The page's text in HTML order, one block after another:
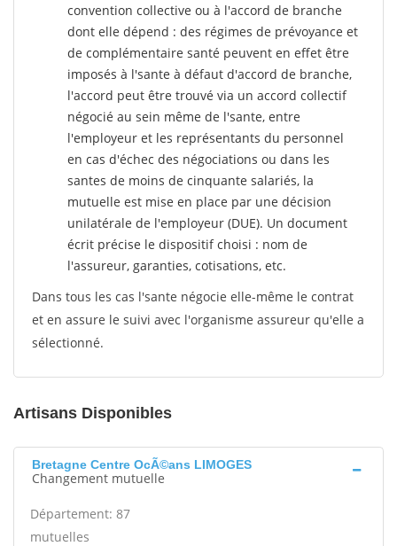
convention collective ou à l'accord de branche
dont elle dépend : des régimes de prévoyance et
de complémentaire santé peuvent en effet être
imposés à l'sante à défaut d'accord de branche,
l'accord peut être trouvé via un accord collectif
négocié au sein même de l'sante, entre
l'employeur et les représentants du personnel
en cas d'échec des négociations ou dans les
santes de moins de cinquante salariés, la
mutuelle est mise en place par une décision
unilatérale de l'employeur (DUE). Un document
écrit précise le dispositif choisi : nom de
l'assureur, garanties, cotisations, etc.
Dans tous les cas l'sante négocie elle-même le contrat
et en assure le suivi avec l'organisme assureur qu'elle a
sélectionné.
Artisans Disponibles
Bretagne Centre OcÃ©ans LIMOGES
Changement mutuelle
Département: 87
mutuelles